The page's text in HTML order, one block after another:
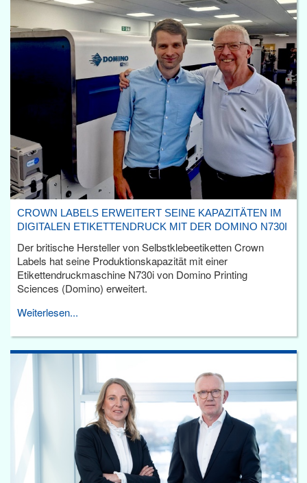
CROWN LABELS ERWEITERT SEINE KAPAZITÄTEN IM
DIGITALEN ETIKETTENDRUCK MIT DER DOMINO N730I
Der britische Hersteller von Selbstklebeetiketten Crown
Labels hat seine Produktionskapazität mit einer
Etikettendruckmaschine N730i von Domino Printing
Sciences (Domino) erweitert.
Weiterlesen...